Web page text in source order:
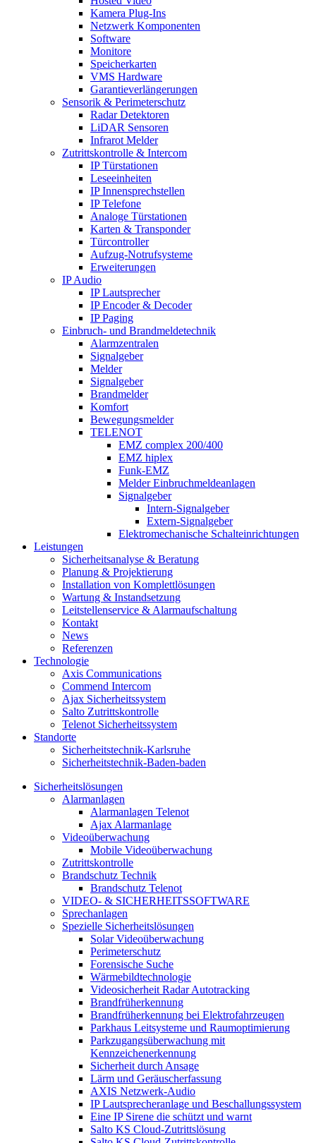
Kamera Plug-Ins
Netzwerk Komponenten
Software
Monitore
Speicherkarten
VMS Hardware
Garantieverlängerungen
Sensorik & Perimeterschutz
Radar Detektoren
LiDAR Sensoren
Infrarot Melder
Zutrittskontrolle & Intercom
IP Türstationen
Leseeinheiten
IP Innensprechstellen
IP Telefone
Analoge Türstationen
Karten & Transponder
Türcontroller
Aufzug-Notrufsysteme
Erweiterungen
IP Audio
IP Lautsprecher
IP Encoder & Decoder
IP Paging
Einbruch- und Brandmeldetechnik
Alarmzentralen
Signalgeber
Melder
Signalgeber
Brandmelder
Komfort
Bewegungsmelder
TELENOT
EMZ complex 200/400
EMZ hiplex
Funk-EMZ
Melder Einbruchmeldeanlagen
Signalgeber
Intern-Signalgeber
Extern-Signalgeber
Elektromechanische Schalteinrichtungen
Leistungen
Sicherheitsanalyse & Beratung
Planung & Projektierung​
Installation von Komplettlösungen
Wartung & Instandsetzung
Leitstellenservice & Alarmaufschaltung
Kontakt
News
Referenzen
Technologie
Axis Communications
Commend Intercom
Ajax Sicherheitssystem​
Salto Zutrittskontrolle
Telenot Sicherheitssystem
Standorte
Sicherheitstechnik-Karlsruhe
Sicherheitstechnik-Baden-baden
Sicherheitslösungen
Alarmanlagen
Alarmanlagen Telenot
Ajax Alarmanlage
Videoüberwachung
Mobile Videoüberwachung
Zutrittskontrolle
Brandschutz Technik
Brandschutz Telenot
VIDEO- & SICHERHEITSSOFTWARE
Sprechanlagen
Spezielle Sicherheitslösungen
Solar Videoüberwachung
Perimeterschutz
Forensische Suche
Wärmebildtechnologie
Videosicherheit Radar Autotracking​
Brandfrüherkennung
Brandfrüherkennung bei Elektrofahrzeugen
Parkhaus Leitsysteme und Raumoptimierung
Parkzugangsüberwachung mit
Kennzeichenerkennung
Sicherheit durch Ansage
Lärm und Geräuscherfassung
AXIS Netzwerk-Audio
IP Lautsprecheranlage und Beschallungssystem
Eine IP Sirene die schützt und warnt
Salto KS Cloud-Zutrittslösung